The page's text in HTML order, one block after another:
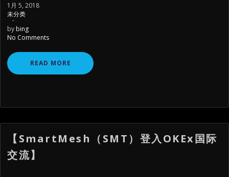
1月 5, 2018
未分类
-
by bing
No Comments
READ MORE
【SmartMesh（SMT）登入OKEx国际
交流】